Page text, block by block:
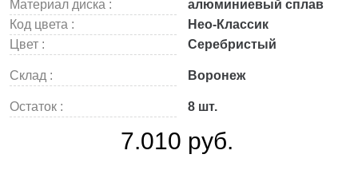
Материал диска :
алюминиевый сплав
Код цвета :
Нео-Классик
Цвет :
Серебристый
Склад : Воронеж
Остаток : 8 шт.
7.010 руб.